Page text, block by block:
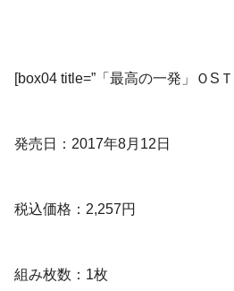
[box04 title=”「最高の一発」ＯS
発売日：2017年8月12日
税込価格：2,257円
組み枚数：1枚